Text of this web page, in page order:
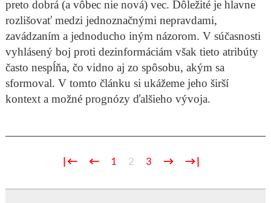
preto dobrá (a vôbec nie nová) vec. Dôležité je hlavne
rozlišovať medzi jednoznačnými nepravdami,
zavádzaním a jednoducho iným názorom. V súčasnosti
vyhlásený boj proti dezinformáciám však tieto atribúty
často nespĺňa, čo vidno aj zo spôsobu, akým sa
sformoval. V tomto článku si ukážeme jeho širší
kontext a možné prognózy ďalšieho vývoja.
|← ← 1 2 3 → →|